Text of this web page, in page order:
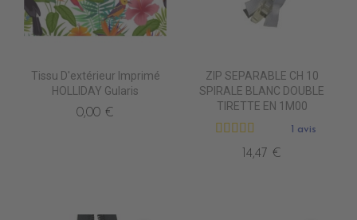
Tissu D'extérieur Imprimé
HOLLIDAY Gularis
0,00 €
ZIP SEPARABLE CH 10
SPIRALE BLANC DOUBLE
TIRETTE EN 1M00
1 avis
14,47 €